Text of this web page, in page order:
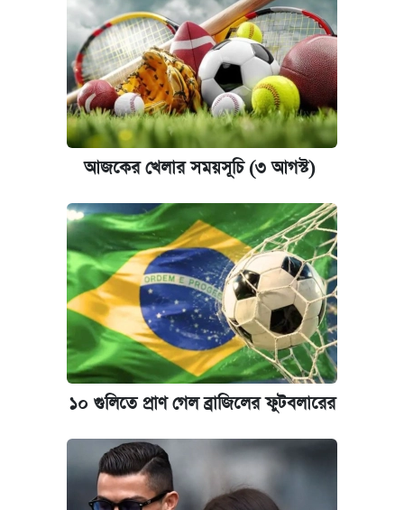
আজকের খেলার সময়সূচি (৩ আগস্ট)
১০ গুলিতে প্রাণ গেল ব্রাজিলের ফুটবলারের